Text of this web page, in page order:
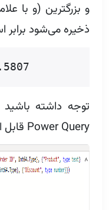
و بزرگترین (و با
ذخیره می‌شود برابر
Power Query قابل اعمال است: